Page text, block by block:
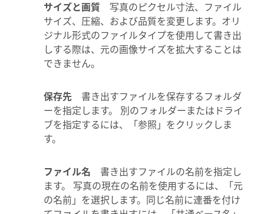
サイズと画質
写真のピクセル寸法、ファイル
サイズ、圧縮、および品質を変更します。オリ
ジナル形式のファイルタイプを使用して書き出
しする際は、元の画像サイズを拡大することは
できません。
保存先
書き出すファイルを保存するフォルダ
ーを指定します。 別のフォルダーまたはドライ
ブを指定するには、「参照」をクリックしま
す。
ファイル名
書き出すファイルの名前を指定し
ます。 写真の現在の名前を使用するには、「元
の名前」を選択します。同じ名前に連番を付け